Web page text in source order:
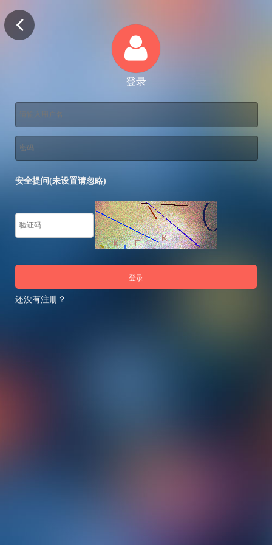
登录
安全提问(未设置请忽略)
登录
还没有注册？